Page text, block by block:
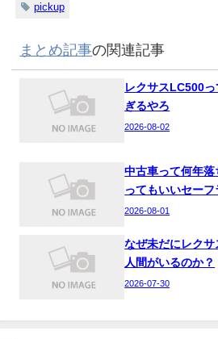
pickup
まとめ記事の関連記事
レクサスLC500
ぎるやろ
2026-08-02
中古車って何年
ってもいいセーフ
2026-08-01
なぜ未だにレクサ
人間がいるのか？
2026-07-30